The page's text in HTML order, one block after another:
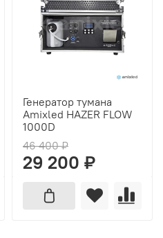
Генератор тумана
Amixled HAZER FLOW
1000D
46 400 ₽
29 200 ₽